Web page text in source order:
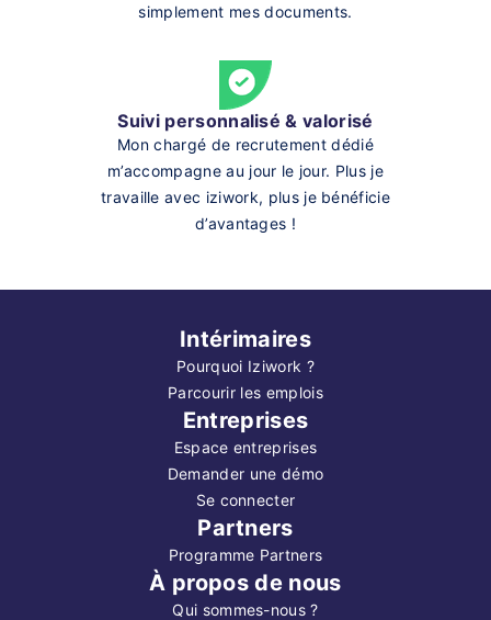
simplement mes documents.
Suivi personnalisé & valorisé
Mon chargé de recrutement dédié
m’accompagne au jour le jour. Plus je
travaille avec iziwork, plus je bénéficie
d’avantages !
Intérimaires
Pourquoi Iziwork ?
Parcourir les emplois
Entreprises
Espace entreprises
Demander une démo
Se connecter
Partners
Programme Partners
À propos de nous
Qui sommes-nous ?